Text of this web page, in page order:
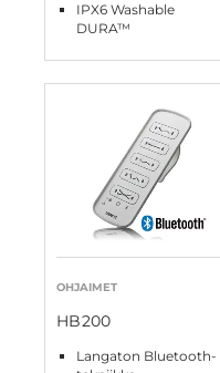
IPX6 Washable
DURA™
OHJAIMET
HB200
Langaton Bluetooth-